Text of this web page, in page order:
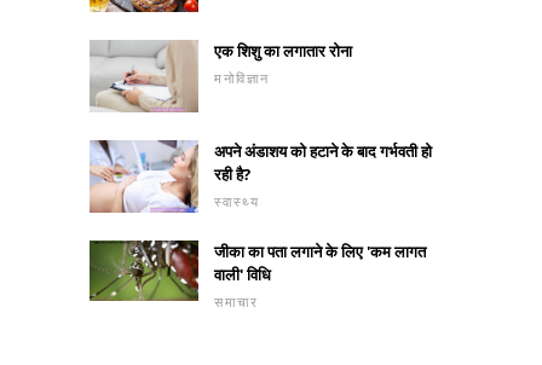
एक शिशु का लगातार रोना
मनोविज्ञान
अपने अंडाशय को हटाने के बाद गर्भवती हो
रही है?
स्वास्थ्य
जीका का पता लगाने के लिए 'कम लागत
वाली' विधि
समाचार